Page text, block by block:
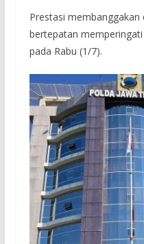
Prestasi membanggakan
bertepatan
pada Rabu (1/7).